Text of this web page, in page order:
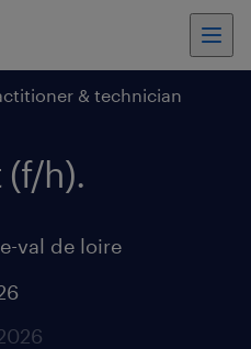
& technician
(f/h).
val de loire